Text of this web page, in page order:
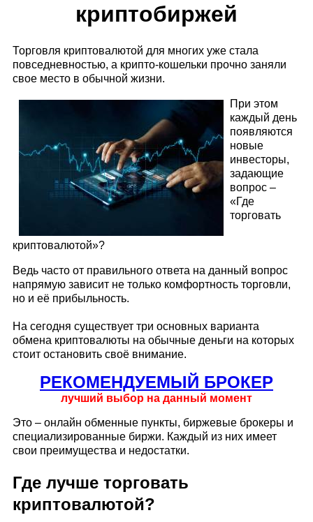
криптобиржей
Торговля криптовалютой для многих уже стала
повседневностью, а крипто-кошельки прочно заняли
свое место в обычной жизни.
При этом
каждый день
появляются
новые
инвесторы,
задающие
вопрос –
«Где
торговать
криптовалютой»?
Ведь часто от правильного ответа на данный вопрос
напрямую зависит не только комфортность торговли,
но и её прибыльность.
На сегодня существует три основных варианта
обмена криптовалюты на обычные деньги на которых
стоит остановить своё внимание.
РЕКОМЕНДУЕМЫЙ БРОКЕР
лучший выбор на данный момент
Это – онлайн обменные пункты, биржевые брокеры и
специализированные биржи. Каждый из них имеет
свои преимущества и недостатки.
Где лучше торговать
криптовалютой?